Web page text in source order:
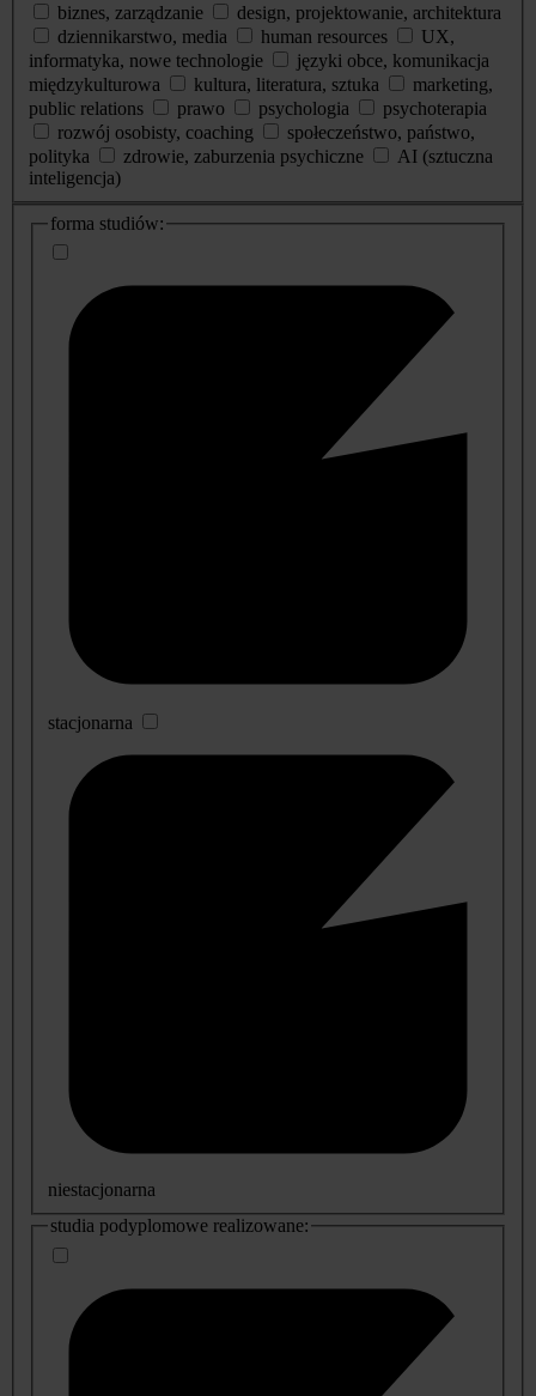
biznes, zarządzanie
design, projektowanie, architektura
dziennikarstwo, media
human resources
UX,
informatyka, nowe technologie
języki obce, komunikacja
międzykulturowa
kultura, literatura, sztuka
marketing,
public relations
prawo psychologia
psychoterapia
rozwój osobisty, coaching
społeczeństwo, państwo,
polityka
zdrowie, zaburzenia psychiczne
AI (sztuczna
inteligencja)
dodatkowe
informacje
forma studiów:
stacjonarna
niestacjonarna
studia podyplomowe realizowane: